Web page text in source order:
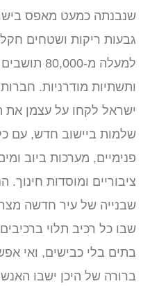
שנבנתה כמעט מאפס
גבעות ריקות ושטחים
למעלה מ-
ותשתיות מודרניות. חברות
ישראל לקחו על עצמן את
שלמות ביישוב חדש, עם כל
פנימיים, מערכות ביוב
ציבוריים ומוסדות חינוך.
שבנייה של עיר חדשה
שבו כל רכיב תלוי
בתים בלי כבישים, ואי
ברורה של היכן ישבו